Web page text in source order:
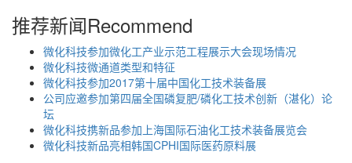
推荐新闻Recommend
微化科技参加微化工产业示范工程展示大会现场情况
微化科技微通道类型和特征
微化科技参加2017第十届中国化工技术装备展
公司应邀参加第四届全国磷复肥/磷化工技术创新（湛化）论
坛
微化科技携新品参加上海国际石油化工技术装备展览会
微化科技新品亮相韩国CPHI国际医药原料展